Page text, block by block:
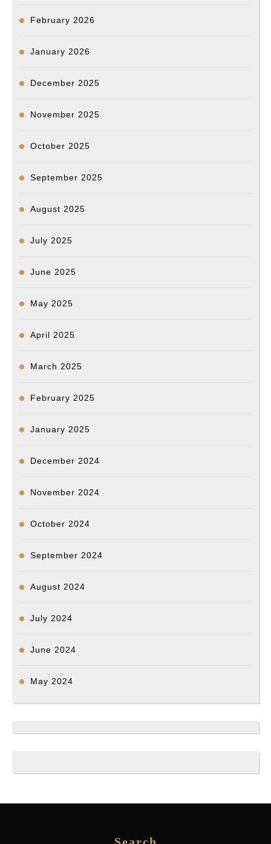
February 2026
January 2026
December 2025
November 2025
October 2025
September 2025
August 2025
July 2025
June 2025
May 2025
April 2025
March 2025
February 2025
January 2025
December 2024
November 2024
October 2024
September 2024
August 2024
July 2024
June 2024
May 2024